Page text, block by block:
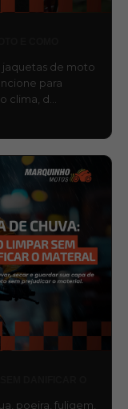
jaquetas de moto
para
clima, d…
poeira, fuligem,